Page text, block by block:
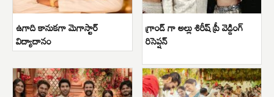
ఉగాది కానుకగా మెగాస్టార్
విద్యాదానం
గ్రాండ్ గా అల్లు శిరీష్ ప్రీ వెడ్డింగ్
రిసెప్షన్